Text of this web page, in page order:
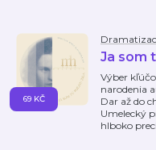
Ja som
Výber
narodenia
Dar až do
Umelecký
hlboko
69 KČ